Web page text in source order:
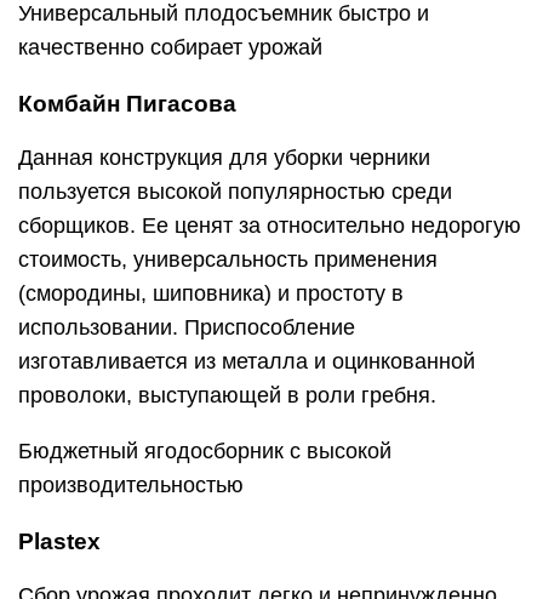
Универсальный плодосъемник быстро и
качественно собирает урожай
Комбайн Пигасова
Данная конструкция для уборки черники
пользуется высокой популярностью среди
сборщиков. Ее ценят за относительно недорогую
стоимость, универсальность применения
(смородины, шиповника) и простоту в
использовании. Приспособление
изготавливается из металла и оцинкованной
проволоки, выступающей в роли гребня.
Бюджетный ягодосборник с высокой
производительностью
Plastex